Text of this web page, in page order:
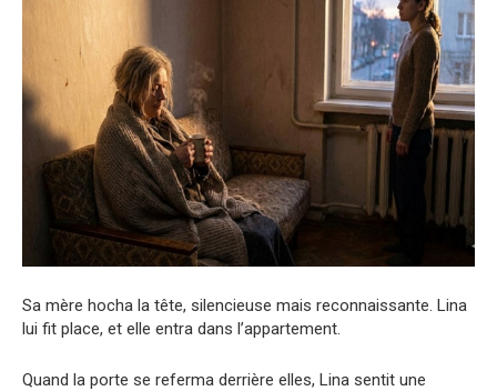
Sa mère hocha la tête, silencieuse mais reconnaissante. Lina
lui fit place, et elle entra dans l’appartement.
Quand la porte se referma derrière elles, Lina sentit une